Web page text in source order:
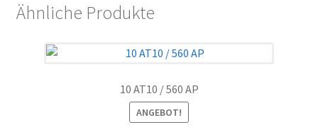
Ähnliche Produkte
10 AT10 / 560 AP
ANGEBOT!